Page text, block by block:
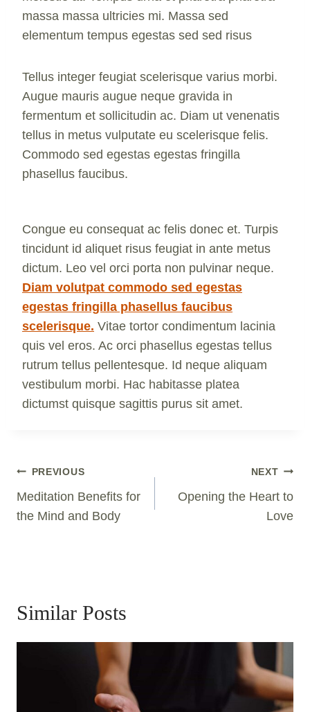
massa massa ultricies mi. Massa sed
elementum tempus egestas sed sed risus
Tellus integer feugiat scelerisque varius morbi.
Augue mauris augue neque gravida in
fermentum et sollicitudin ac. Diam ut venenatis
tellus in metus vulputate eu scelerisque felis.
Commodo sed egestas egestas fringilla
phasellus faucibus.
Congue eu consequat ac felis donec et. Turpis
tincidunt id aliquet risus feugiat in ante metus
dictum. Leo vel orci porta non pulvinar neque.
Diam volutpat commodo sed egestas
egestas fringilla phasellus faucibus
scelerisque. Vitae tortor condimentum lacinia
quis vel eros. Ac orci phasellus egestas tellus
rutrum tellus pellentesque. Id neque aliquam
vestibulum morbi. Hac habitasse platea
dictumst quisque sagittis purus sit amet.
Post
Navigation
PREVIOUS
Meditation Benefits for
the Mind and Body
NEXT
Opening the Heart to
Love
Similar Posts